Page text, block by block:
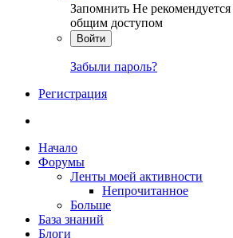
Запомнить Не
общим доступом
Войти
Забыли пароль?
Регистрация
Начало
Форумы
Ленты моей активности
Непрочитанное
Больше
База знаний
Блоги